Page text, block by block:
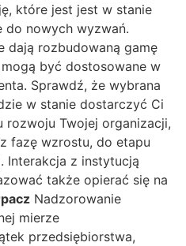
które jest jest w stanie
do nowych wyzwań.
dają rozbudowaną gamę
być dostosowane w
Sprawdź, że wybrana
w stanie dostarczyć Ci
Twojej organizacji,
fazę wzrostu, do etapu
Interakcja z instytucją
także opierać się na
Nadzorowanie
mierze
przedsiębiorstwa,